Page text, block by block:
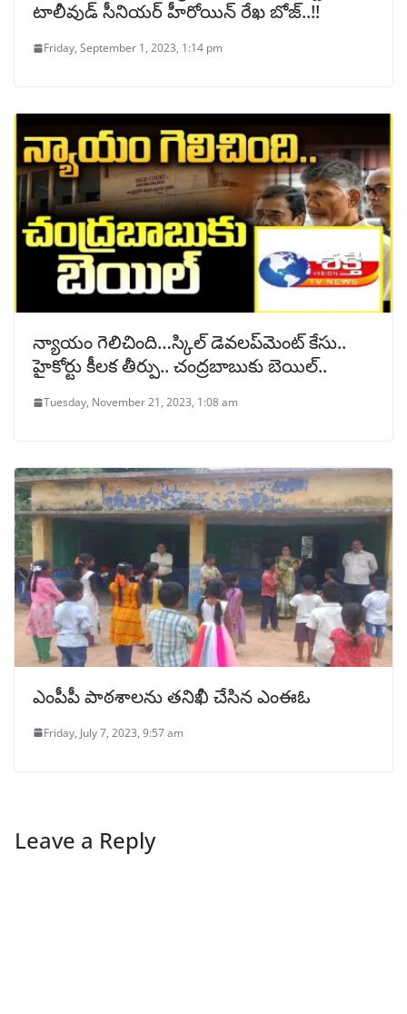
టాలీవుడ్ సీనియర్ హీరోయిన్ రేఖ బోజ్..!!
Friday, September 1, 2023, 1:14 pm
న్యాయం గెలిచింది…స్కిల్ డెవలప్‌మెంట్ కేసు..
హైకోర్టు కీలక తీర్పు.. చంద్రబాబుకు బెయిల్..
Tuesday, November 21, 2023, 1:08 am
ఎంపీపీ పాఠశాలను తనిఖీ చేసిన ఎంఈఓ
Friday, July 7, 2023, 9:57 am
Leave a Reply